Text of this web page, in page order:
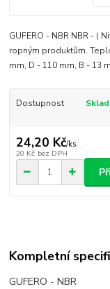
GUFERO - NBR NBR - (
ropným produktům.
mm, D - 110 mm, B - 13
Dostupnost
24,20 Kč/ks
20 Kč bez DPH
Kompletní
GUFERO - NBR